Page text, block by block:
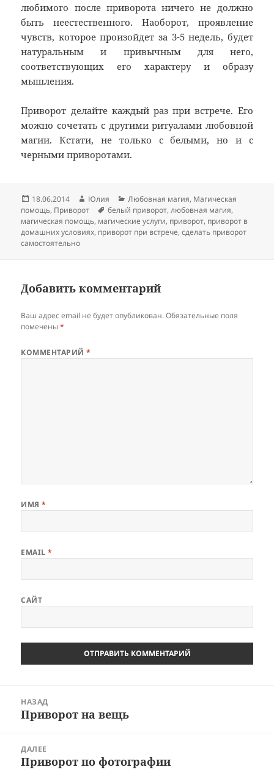
любимого после приворота ничего не должно
быть неестественного. Наоборот, проявление
чувств, которое произойдет за 3-5 недель, будет
натуральным и привычным для него,
соответствующих его характеру и образу
мышления.
Приворот делайте каждый раз при встрече. Его
можно сочетать с другими ритуалами любовной
магии. Кстати, не только с белыми, но и с
черными приворотами.
Опубликовано
18.06.2014 Автор
Юлия Рубрики
Любовная магия, Магическая
помощь, Приворот Метки
белый приворот,любовная магия,
магическая помощь, магические услуги, приворот, приворот в
домашних условиях, приворот при встрече,сделать приворот
самостоятельно
Добавить комментарий
Ваш адрес email не будет опубликован. Обязательные поля
помечены*
КОММЕНТАРИЙ*
ИМЯ*
EMAIL*
САЙТ
записям
НАЗАД
Предыдущая
Приворот на вещь
ДАЛЕЕ
Следующая
Приворот по фотографии